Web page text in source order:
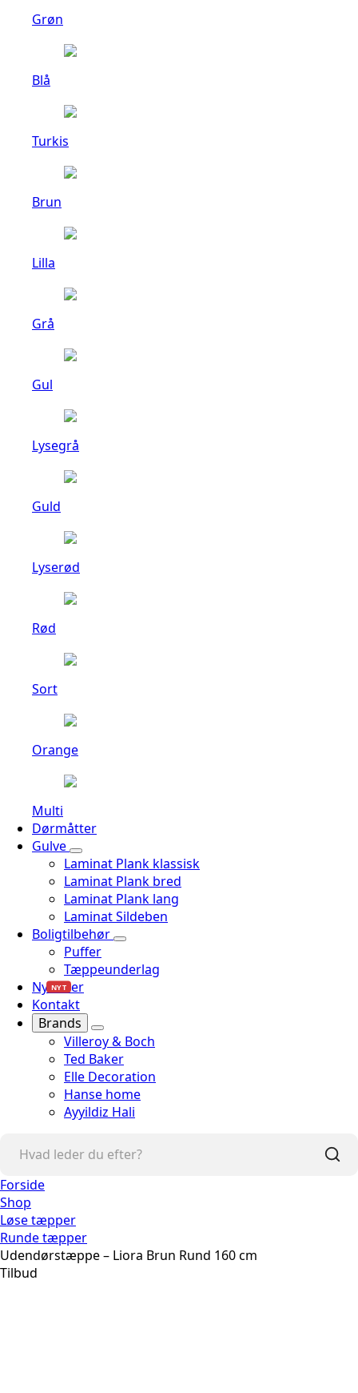
Grøn
Blå
Turkis
Brun
Lilla
Grå
Gul
Lysegrå
Guld
Lyserød
Rød
Sort
Orange
Multi
Dørmåtter
Gulve
Laminat Plank klassisk
Laminat Plank bred
Laminat Plank lang
Laminat Sildeben
Boligtilbehør
Puffer
Tæppeunderlag
Nyheder
NYT
Kontakt
Brands
Villeroy & Boch
Ted Baker
Elle Decoration
Hanse home
Ayyildiz Hali
Forside
Shop
Løse tæpper
Runde tæpper
Udendørstæppe – Liora Brun Rund 160 cm
Tilbud